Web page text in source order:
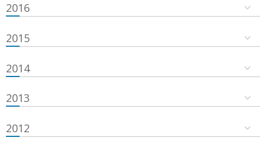
2016
2015
2014
2013
2012